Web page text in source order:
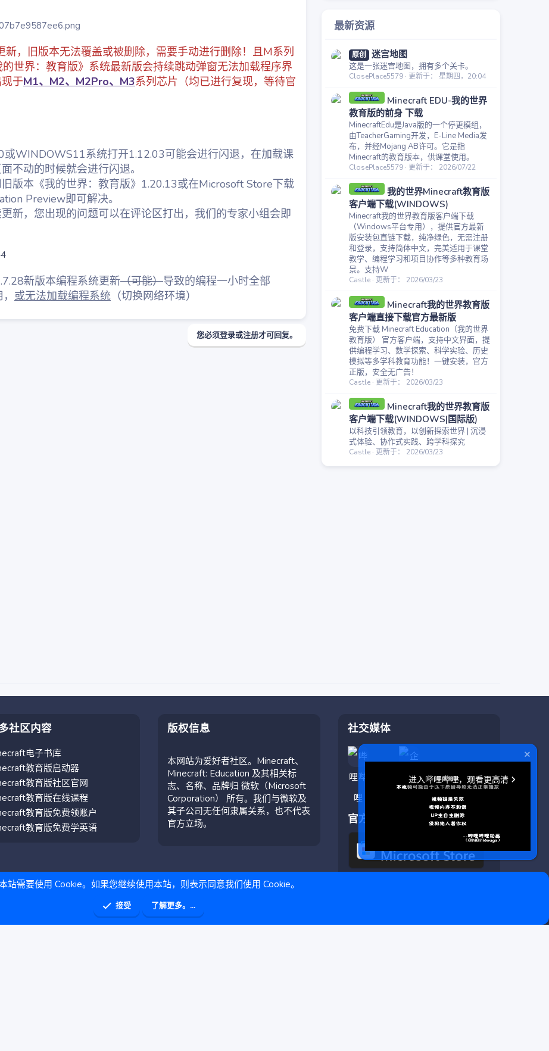
新，旧版本无法覆盖或被删除，需要手动进行删除！且M系列
世界：教育版》系统最新版会持续跳动弹窗无法加载程序界
于M1、M2、M2Pro、M3系列芯片（均已进行复现，等待官
WINDOWS11系统打开1.12.03可能会进行闪退，在加载课
不动的时候就会进行闪退。
版本《我的世界：教育版》1.20.13或在Microsoft Store下载
Preview即可解决。
新，您出现的问题可以在评论区打出，我们的专家小组会即
新版本编程系统更新（可能）导致的编程一小时全部
或无法加载编程系统 （切换网络环境）
您必须登录或注册才可回复。
最新资源
原创 迷宫地图
这是一张迷宫地图，拥有多个关卡。
ClosePlace5579 更新于： 星期四，20:04
Minecraft EDU-我的世界
教育版的前身 下载
MinecraftEdu是Java版的一个停更模组，
由TeacherGaming开发，E-Line Media发
布，并经Mojang AB许可。它是指
Minecraft的教育版本，供课堂使用。
ClosePlace5579 更新于： 2026/07/22
我的世界Minecraft教育版
客户端下载(WINDOWS)
Minecraft我的世界教育版客户端下载
（Windows平台专用），提供官方最新
版安装包直链下载，纯净绿色，无需注册
和登录，支持简体中文，完美适用于课堂
教学、编程学习和项目协作等多种教育场
景。支持W
Castle 更新于： 2026/03/23
Minecraft我的世界教育版
客户端直接下载官方最新版
免费下载 Minecraft Education（我的世界
教育版） 官方客户端，支持中文界面，提
供编程学习、数学探索、科学实验、历史
模拟等多学科教育功能！一键安装，官方
正版，安全无广告！
Castle 更新于： 2026/03/23
Minecraft我的世界教育版
客户端下载(WINDOWS|国际版)
以科技引领教育，以创新探索世界 | 沉浸
式体验、协作式实践、跨学科探究
Castle 更新于： 2026/03/23
社区内容
电子书库
教育版启动器
教育版社区官网
教育版在线课程
教育版免费领账户
教育版免费学英语
版权信息
本网站为爱好者社区。Minecraft、
Minecraft: Education 及其相关标
志、名称、品牌归 微软（Microsoft
Corporation） 所有。我们与微软及
其子公司无任何隶属关系，也不代表
官方立场。
社交媒体
官方应用
S
站需要使用 Cookie。如果您继续使用本站，则表示同意我们使用 Cookie。
接受 了解更多。...